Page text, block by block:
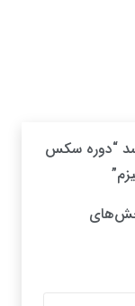
“دوره سکس